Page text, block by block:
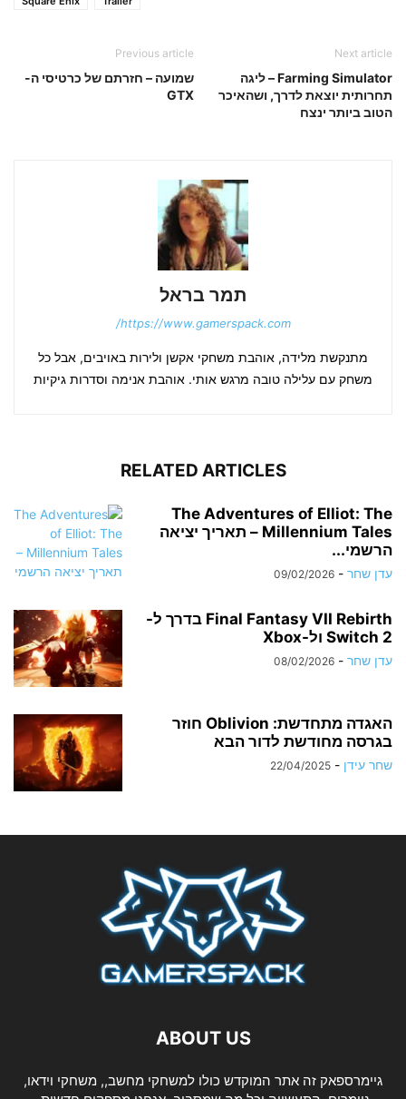
Previous article
שמועה – חזרתם של כרטיסי ה-
GTX
Next article
Farming Simulator – ליגה
תחרותית יוצאת לדרך, ושהאיכר
הטוב ביותר ינצח
תמר בראל
https://www.gamerspack.com/
מתנקשת מלידה, אוהבת משחקי אקשן ולירות באויבים, אבל כל
משחק עם עלילה טובה מרגש אותי. אוהבת אנימה וסדרות גיקיות
RELATED ARTICLES
The Adventures of Elliot: The
Millennium Tales – תאריך יציאה
הרשמי...
עדן שחר -
09/02/2026
Final Fantasy VII Rebirth בדרך ל-
Switch 2 ול-Xbox
עדן שחר -
08/02/2026
האגדה מתחדשת: Oblivion חוזר
בגרסה מחודשת לדור הבא
שחר עידן -
22/04/2025
ABOUT US
גיימרספאק זה אתר המוקדש כולו למשחקי מחשב,, משחקי וידאו,